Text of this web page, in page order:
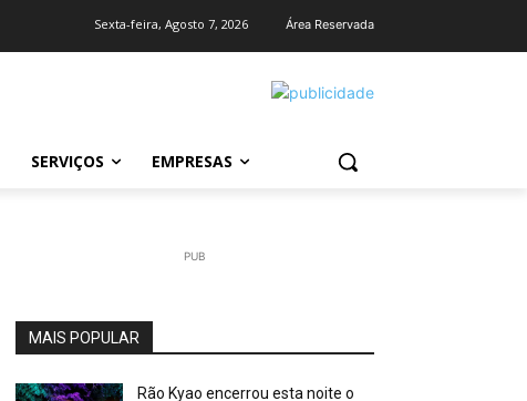
Sexta-feira, Agosto 7, 2026 Área Reservada
SERVIÇOS EMPRESAS
PUB
MAIS POPULAR
Rão Kyao encerrou esta noite o